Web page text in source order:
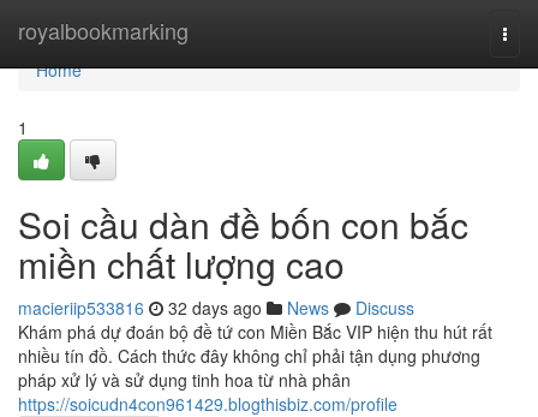
royalbookmarking
Home
Home
1
Soi cầu dàn đề bốn con bắc
miền chất lượng cao
macieriip533816 32 days ago News
Discuss
Khám phá dự đoán bộ đề tứ con Miền Bắc VIP hiện thu hút rất
nhiều tín đồ. Cách thức đây không chỉ phải tận dụng phương
pháp xử lý và sử dụng tinh hoa từ nhà phân
https://soicudn4con961429.blogthisbiz.com/profile